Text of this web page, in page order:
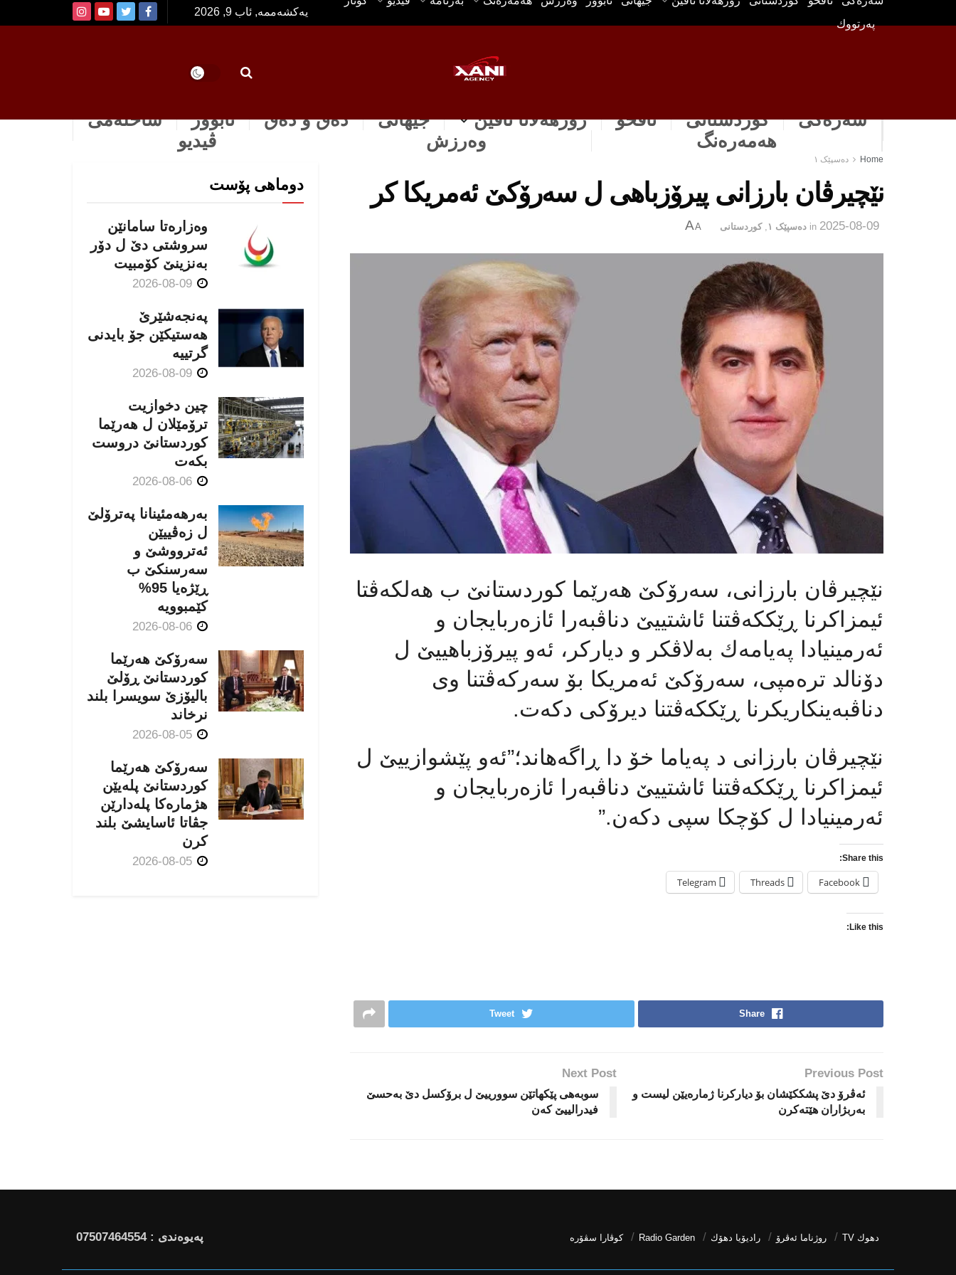
په‌رتووك
یەکشەممە, ئاب 9, 2026
سەرەکی كوردستانى ناڤخۆ رۆژهه‌لاتا ناڤین جیهانی دەق و دەق ئابوور
ساخله‌می
هه‌مه‌ره‌نگ
وه‌رزش ڤیدیو
Home دەسپێک ١
نێچیرڤان بارزانی پیرۆزباهی ل سەرۆکێ ئەمریکا كر
2025-08-09
in دەسپێک ١ ,كوردستانى A
A
نێچیرڤان بارزانی، سه‌رۆكێ هه‌رێما كوردستانێ ب هه‌لكه‌ڤتا
ئیمزاکرنا ڕێککەڤتنا ئاشتییێ دناڤبەرا ئازەربایجان و
ئەرمینیادا په‌یامه‌ك به‌لاڤكر و دیاركر، ئه‌و پیرۆزباهییێ ل
دۆنالد تره‌مپی، سەرۆکێ ئەمریکا بۆ سەرکەڤتنا وی
دناڤبه‌ینکاریکرنا ڕێككه‌ڤتنا دیرۆکی دكه‌ت.
نێچیرڤان بارزانی د په‌یاما خۆ دا ڕاگه‌هاند؛”ئه‌و پێشوازییێ ل
ئیمزاکرنا ڕێککەڤتنا ئاشتییێ دناڤبەرا ئازەربایجان و
ئەرمینیادا ل کۆچکا سپی دکەن.”
Share this:
Facebook
Threads
Telegram
Like this:
Share
Tweet
Previous Post
ئه‌ڤرۆ دێ پشككێشان بۆ دیاركرنا ژمارەیێن لیست و
به‌ربژاران هێته‌كرن
Next Post
سوبەهی پێکهاتێن سوورییێ ل برۆکسل دێ بەحسێ
فیدرالییێ کەن
دوماهی پۆست
وەزارەتا سامانێن
سروشتی دێ ل دۆر
بەنزینێ كۆمبیت
پەنجەشێرێ
هەستیكێن جۆ بایدنی
گرتییە
چین دخوازیت
ترۆمێلان ل هەرێما
كوردستانێ دروست
بكەت
بەرهەمئینانا په‌ترۆلێ
ل زه‌ڤییێن
ئەترووشێ و
سەرسنكێ ب
ڕێژەیا 95%
كێمبوویە
سەرۆکێ هەرێما
کوردستانێ ڕۆلێ
بالیۆزێ سویسرا بلند
نرخاند
سەرۆکێ هەرێما
کوردستانێ پلەیێن
هژمارەكا پلەدارێن
جڤاتا ئاسایشێ بلند
كرن
دھوك TV روژناما ئەڤرۆ رادیۆیا دهۆك Radio Garden كوڤارا سڤۆره‌ پەیوەندی : 07507464554